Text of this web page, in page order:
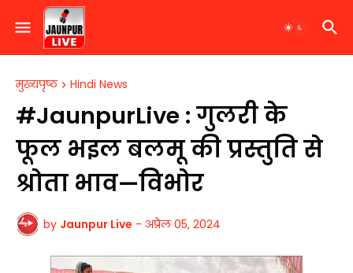
मुख्यपृष्ठ Hindi News
#JaunpurLive : गुलरी के
फूल भइल बलमू की प्रस्तुति से
श्रोता भाव—विभोर
by Jaunpur Live - अप्रैल 05, 2024